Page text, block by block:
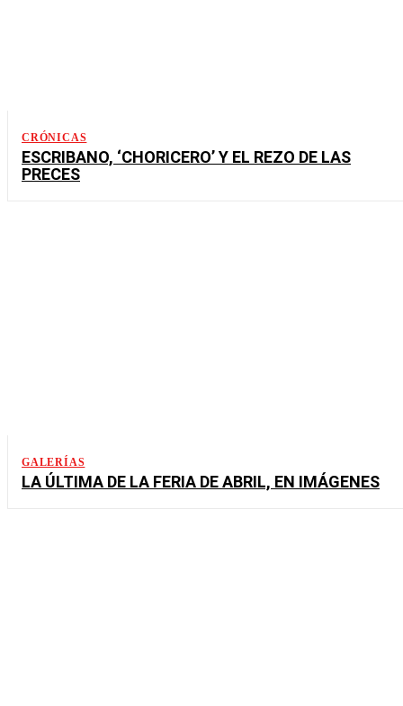
CRÓNICAS
ESCRIBANO, ‘CHORICERO’ Y EL REZO DE LAS
PRECES
GALERÍAS
LA ÚLTIMA DE LA FERIA DE ABRIL, EN IMÁGENES